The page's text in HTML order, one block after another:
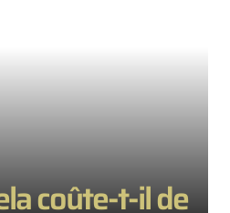
coûte-t-il de